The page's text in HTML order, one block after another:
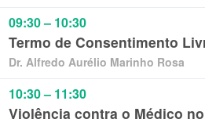
09:30 – 10:30
Termo de Consentimento
Dr. Alfredo Aurélio Marinho Rosa
10:30 – 11:30
Violência contra o Médico